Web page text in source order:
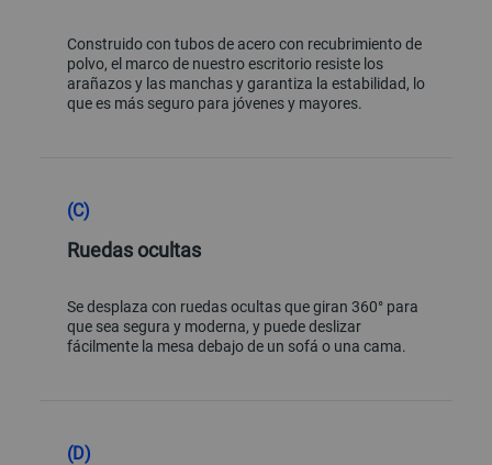
Construido con tubos de acero con recubrimiento de
polvo, el marco de nuestro escritorio resiste los
arañazos y las manchas y garantiza la estabilidad, lo
que es más seguro para jóvenes y mayores.
(C)
Ruedas ocultas
Se desplaza con ruedas ocultas que giran 360° para
que sea segura y moderna, y puede deslizar
fácilmente la mesa debajo de un sofá o una cama.
(D)